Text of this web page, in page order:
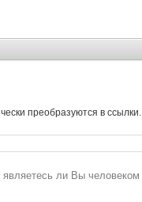
преобразуются в ссылки.
ли Вы